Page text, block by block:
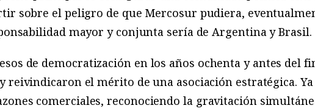
sobre el peligro de que Mercosur pudiera,
mayor y conjunta sería de Argentina y Brasil.
de democratización en los años ochenta y antes del
reivindicaron el mérito de una asociación estratégica. Ya
comerciales, reconociendo la gravitación